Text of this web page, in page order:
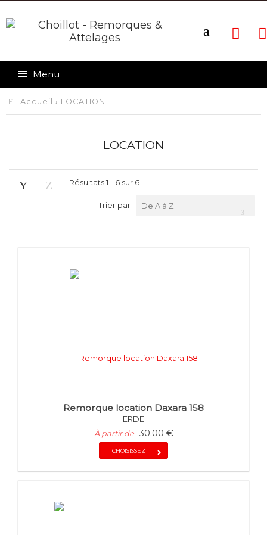
Menu
Accueil › LOCATION
LOCATION
Résultats 1 - 6 sur 6
Trier par : De A à Z
Remorque location Daxara 158
ERDE
À partir de 30.00 €
CHOISISSEZ